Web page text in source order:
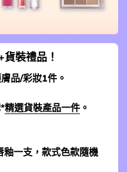
裝禮品！
品/彩妝1件。
精選貨裝產品一件 。
一支，款式色款隨機